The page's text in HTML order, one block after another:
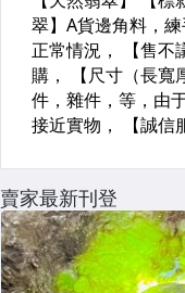
賣家最新刊登